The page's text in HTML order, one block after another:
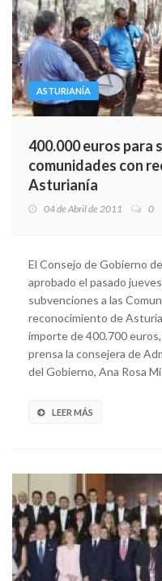
ASTURIANÍA
400.000 euros para
comunidades con
Asturianía
04 de Abril de 2011 0
El Consejo de Gobierno
aprobado el pasado
subvenciones a las
reconocimiento de
importe de 400.700
prensa la consejera de
del Gobierno, Ana Rosa
LEER MÁS